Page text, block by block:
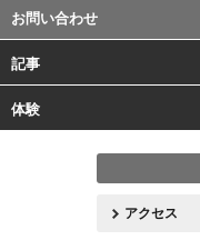
お問い合わせ
記事
体験
アクセス